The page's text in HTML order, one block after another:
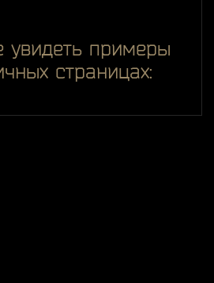
увидеть примеры
страницах: